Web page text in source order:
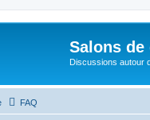
Salons
Discussions autour
FAQ